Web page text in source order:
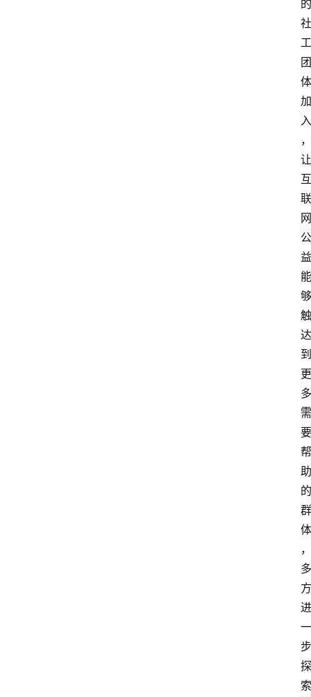
的
社
工
团
体
加
入
，
让
互
联
网
公
益
能
够
触
达
到
更
多
需
要
帮
助
的
群
体
，
多
方
进
一
步
探
索